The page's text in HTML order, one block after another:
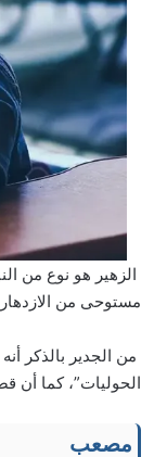
الزهير هو نوع من
مستوحى من
من الجدير بالذكر
الحوليات”، كما أن
مصعب